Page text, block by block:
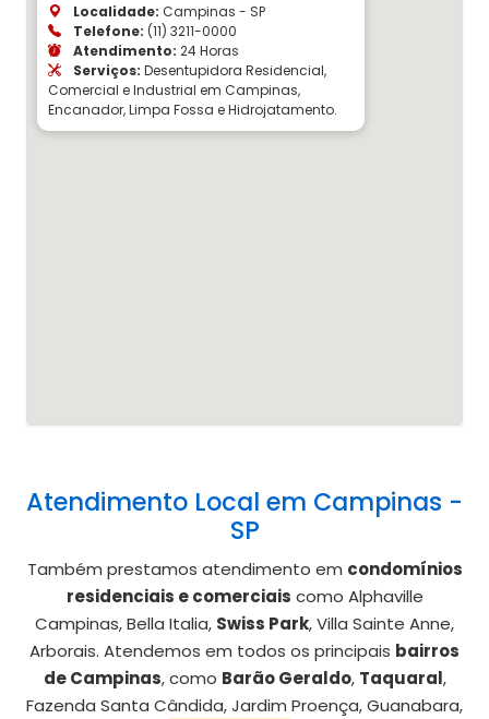
Localidade: Campinas - SP
Telefone: (11) 3211-0000
Atendimento: 24 Horas
Serviços: Desentupidora Residencial,
Comercial e Industrial em Campinas,
Encanador, Limpa Fossa e Hidrojatamento.
Atendimento Local em Campinas -
SP
Também prestamos atendimento em condomínios
residenciais e comerciais como Alphaville
Campinas, Bella Italia, Swiss Park, Villa Sainte Anne,
Arborais. Atendemos em todos os principais bairros
de Campinas, como Barão Geraldo, Taquaral,
Fazenda Santa Cândida, Jardim Proença, Guanabara,